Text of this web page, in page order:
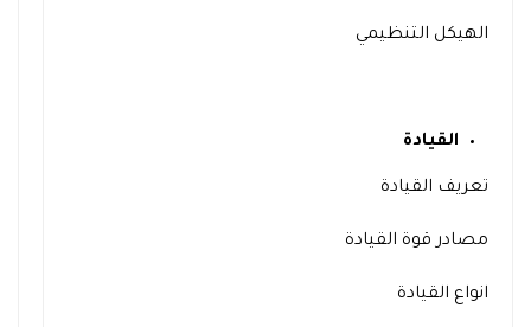
الهيكل التنظيمي
القيادة
تعريف القيادة
مصادر قوة القيادة
انواع القيادة